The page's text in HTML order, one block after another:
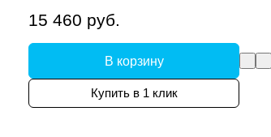
15 460 руб.
В корзину
Купить в 1 клик